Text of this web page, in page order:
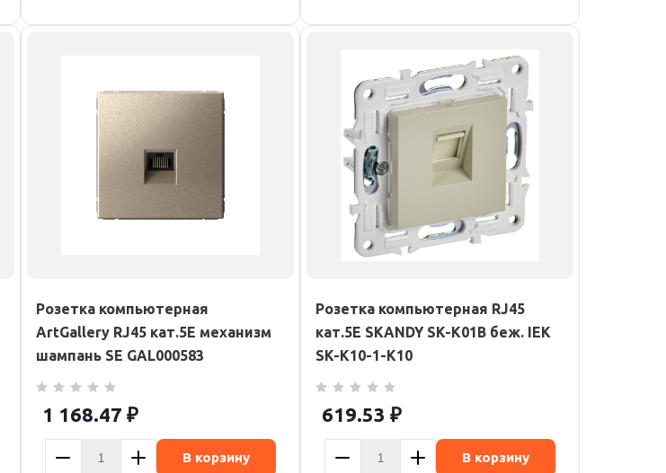
Розетка компьютерная
ArtGallery RJ45 кат.5E механизм
шампань SE GAL000583
1 168.47 ₽
В корзину
Розетка компьютерная RJ45
кат.5E SKANDY SK-K01B беж. IEK
SK-K10-1-K10
619.53 ₽
В корзину